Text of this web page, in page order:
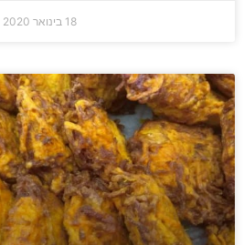
18 בינואר 2020